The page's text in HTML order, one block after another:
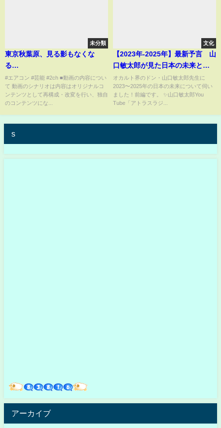
未分類
東京秋葉原、見る影もなくな
る…
#エアコン #芸能 #2ch ■動画の内容につい
て 動画のシナリオは内容はオリジナルコ
ンテンツとして再構成・改変を行い、独自
のコンテンツにな...
文化
【2023年-2025年】最新予言 山
口敏太郎が見た日本の未来と霊
性
オカルト界のドン・山口敏太郎先生に
2023〜2025年の日本の未来について伺い
ました！前編です。 ✨山口敏太郎You
Tube「アトラスラジ...
s
アーカイブ